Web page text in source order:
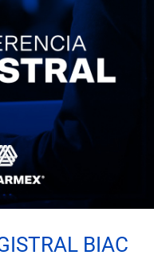
BIAC